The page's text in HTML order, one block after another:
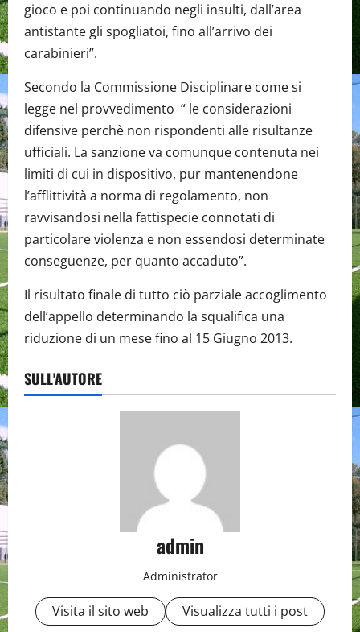
gioco e poi continuando negli insulti, dall’area
antistante gli spogliatoi, fino all’arrivo dei
carabinieri”.
Secondo la Commissione Disciplinare come si
legge nel provvedimento “ le considerazioni
difensive perchè non rispondenti alle risultanze
ufficiali. La sanzione va comunque contenuta nei
limiti di cui in dispositivo, pur mantenendone
l’afflittività a norma di regolamento, non
ravvisandosi nella fattispecie connotati di
particolare violenza e non essendosi determinate
conseguenze, per quanto accaduto”.
Il risultato finale di tutto ciò parziale accoglimento
dell’appello determinando la squalifica una
riduzione di un mese fino al 15 Giugno 2013.
SULL'AUTORE
admin
Administrator
Visita il sito web Visualizza tutti i post